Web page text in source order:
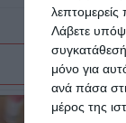
λεπτομερείς
Λάβετε
μόνο για
ανά πάσα
μέρος της